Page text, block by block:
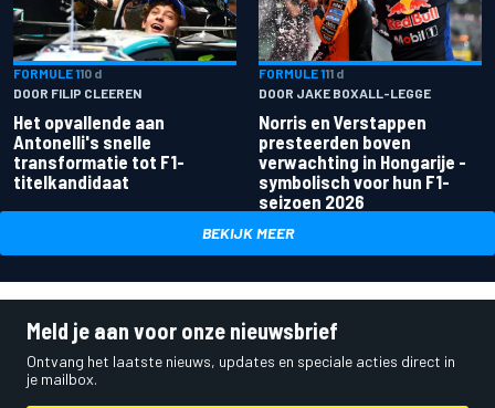
FORMULE 110 d
DOOR FILIP CLEEREN
Het opvallende aan
Antonelli's snelle
transformatie tot F1-
titelkandidaat
FORMULE 111 d
DOOR JAKE BOXALL-LEGGE
Norris en Verstappen
presteerden boven
verwachting in Hongarije -
symbolisch voor hun F1-
seizoen 2026
BEKIJK MEER
Meld je aan voor onze nieuwsbrief
Ontvang het laatste nieuws, updates en speciale acties direct in
je mailbox.